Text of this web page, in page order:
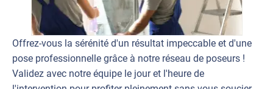
Offrez-vous la sérénité d'un résultat impeccable et d'une
pose professionnelle grâce à notre réseau de poseurs !
Validez avec notre équipe le jour et l'heure de